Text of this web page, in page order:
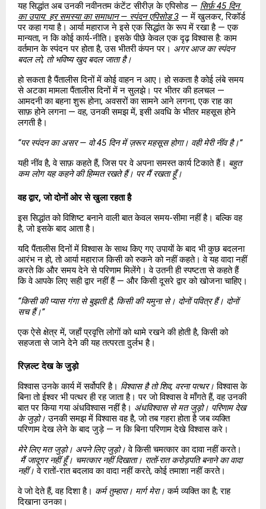
यह सिद्धांत अब उनकी नवीनतम कंटेंट सीरीज़ के एपिसोड — सिर्फ़ 45 दिन
का उपाय: हर समस्या का समाधान — स्पंदन एपिसोड 3 — में खुलकर, रिकॉर्ड
पर कहा गया है। आर्या महाराज ने इसे एक सिद्धांत के रूप में रखा है — एक
मान्यता, न कि कोई कार्य-नीति। इसके पीछे केवल एक दृढ़ विश्वास है: काम
वर्तमान के स्पंदन पर होता है, उस भीतरी कंपन पर। अगर आज का स्पंदन
बदल लो, तो भविष्य खुद बदल जाता है।
हो सकता है पैंतालीस दिनों में कोई वाहन न आए। हो सकता है कोई लंबे समय
से अटका मामला पैंतालीस दिनों में न सुलझे। पर भीतर की हलचल —
आमदनी का बहना शुरू होना, अवसरों का सामने आने लगना, एक राह का
साफ़ होने लगना — वह, उनकी समझ में, इसी अवधि के भीतर महसूस होने
लगती है।
“पर स्पंदन का असर — वो 45 दिन में ज़रूर महसूस होगा। वही मेरी नींव है।”
यही नींव है, वे साफ़ कहते हैं, जिस पर वे अपना समस्त कार्य टिकाते हैं। बहुत
कम लोग यह कहने की हिम्मत रखते हैं। पर मैं रखता हूँ।
वह द्वार, जो दोनों ओर से खुला रहता है
इस सिद्धांत को विशिष्ट बनाने वाली बात केवल समय-सीमा नहीं है। बल्कि वह
है, जो इसके बाद आता है।
यदि पैंतालीस दिनों में विश्वास के साथ किए गए उपायों के बाद भी कुछ बदलना
आरंभ न हो, तो आर्या महाराज किसी को रुकने को नहीं कहते। वे यह वादा नहीं
करते कि और समय देने से परिणाम मिलेंगे। वे उतनी ही स्पष्टता से कहते हैं
कि वे आपके लिए सही द्वार नहीं हैं — और किसी दूसरे द्वार को खोजना चाहिए।
“किसी की प्यास गंगा से बुझती है, किसी की यमुना से। दोनों पवित्र हैं। दोनों
सच हैं।”
एक ऐसे क्षेत्र में, जहाँ प्रवृत्ति लोगों को थामे रखने की होती है, किसी को
सहजता से जाने देने की यह तत्परता दुर्लभ है।
रिज़ल्ट देख के जुड़ो
विश्वास उनके कार्य में सर्वोपरि है। विश्वास है तो शिव, वरना पत्थर। विश्वास के
बिना तो ईश्वर भी पत्थर ही रह जाता है। पर जो विश्वास वे माँगते हैं, वह उनकी
बात पर किया गया अंधविश्वास नहीं है। अंधविश्वास से मत जुड़ो। परिणाम देख
के जुड़ो। उनकी समझ में विश्वास वह है, जो तब गहरा होता है जब व्यक्ति
परिणाम देख लेने के बाद जुड़े — न कि बिना परिणाम देखे विश्वास करे।
मेरे लिए मत जुड़ो। अपने लिए जुड़ो। वे किसी चमत्कार का दावा नहीं करते।
मैं जादूगर नहीं हूँ। चमत्कार नहीं दिखाता। रातों-रात करोड़पति बनाने का वादा
नहीं। वे रातों-रात बदलाव का वादा नहीं करते, कोई तमाशा नहीं करते।
वे जो देते हैं, वह दिशा है। कर्म तुम्हारा। मार्ग मेरा। कर्म व्यक्ति का है; राह
दिखाना उनका।